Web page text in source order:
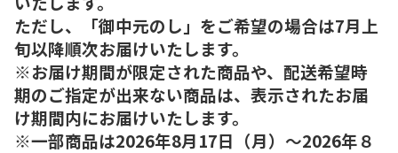
ただし、「御中元のし」をご希望の場合は7月上
旬以降順次お届けいたします。
※お届け期間が限定された商品や、配送希望時
期のご指定が出来ない商品は、表示されたお届
け期間内にお届けいたします。
※一部商品は2026年8月17日（月）～2026年８